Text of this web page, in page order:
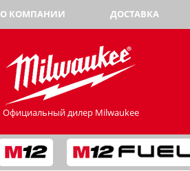
О КОМПАНИИ ДОСТАВКА
Официальный дилер Milwaukee